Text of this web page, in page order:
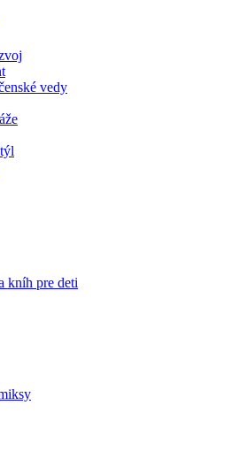
vedy
kníh pre deti